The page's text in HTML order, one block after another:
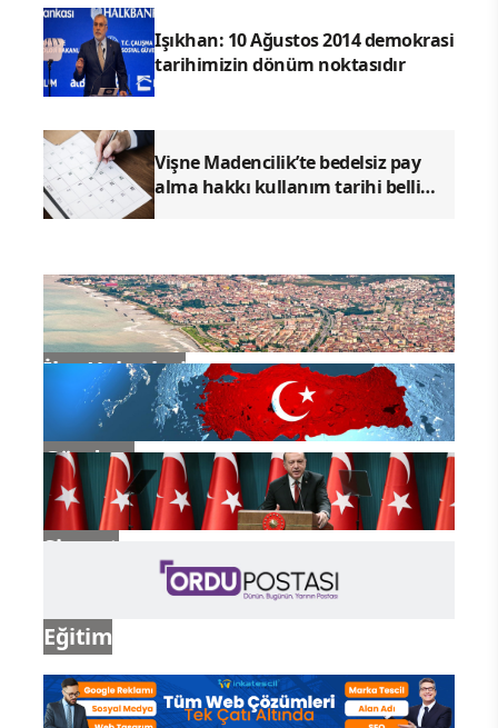
Işıkhan: 10 Ağustos 2014 demokrasi
tarihimizin dönüm noktasıdır
Vişne Madencilik’te bedelsiz pay
alma hakkı kullanım tarihi belli
İlçe Haberleri
Gündem
Siyaset
Eğitim